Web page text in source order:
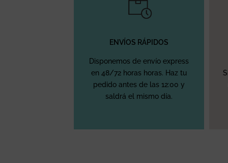
ENVÍOS RÁPIDOS
Disponemos de envío express
en 48/72 horas horas. Haz tu
pedido antes de las 12:00 y
saldrá el mismo día.